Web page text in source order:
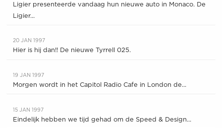
Ligier presenteerde vandaag hun nieuwe auto in Monaco. De
Ligier...
20 JAN 1997
Hier is hij dan!! De nieuwe Tyrrell 025.
19 JAN 1997
Morgen wordt in het Capitol Radio Cafe in London de...
15 JAN 1997
Eindelijk hebben we tijd gehad om de Speed & Design...